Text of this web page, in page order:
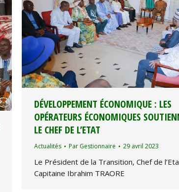
DÉVELOPPEMENT ÉCONOMIQUE : LES
OPÉRATEURS ÉCONOMIQUES
LE CHEF DE L’ETAT
Actualités Par Gestionnaire 29 avril 2023
Le Président de la Transition, Chef de
Capitaine Ibrahim TRAORE